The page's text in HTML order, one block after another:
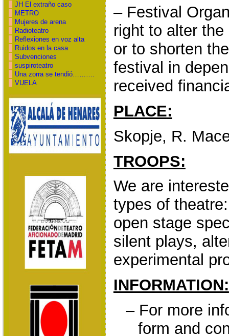
JH El extraño caso
METRO
Mujeres de arena
Radioteatro
Reflexiones en voz alta
Ruidos en la casa
Subvenciones
suspiroteatro
Una zorra se tendió……….
VUELA
– Festival
right to alter
or to shorten
festival in
received
PLACE:
Skopje, R.
TROOPS:
We are
types of
open stage
silent plays,
experimental
INFORMATION:
– For more
form and